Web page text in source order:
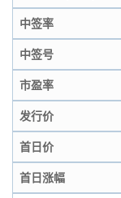
中签率
中签号
市盈率
发行价
首日价
首日涨幅